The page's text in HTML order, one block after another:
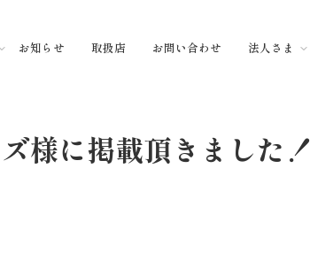
お知らせ 取扱店 お問い合わせ 法人さま
様に掲載頂きました！